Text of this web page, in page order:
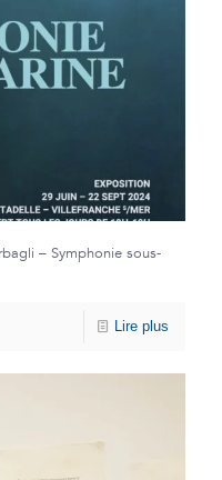
– Symphonie sous-
Lire plus